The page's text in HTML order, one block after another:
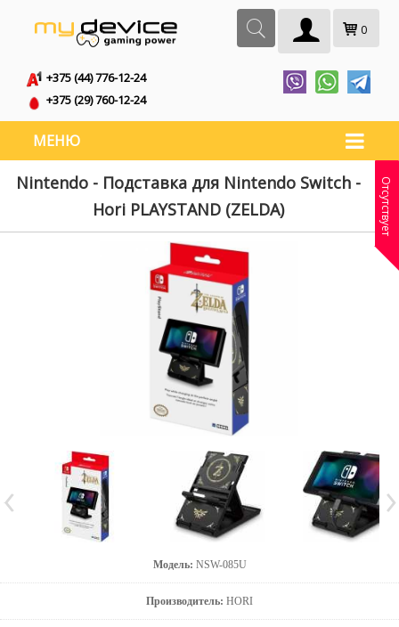
0
+375 (44) 776-12-24
+375 (29) 760-12-24
МЕНЮ
Nintendo - Подставка для Nintendo Switch -
Hori PLAYSTAND (ZELDA)
Модель: NSW-085U
Производитель: HORI
Отсутствует